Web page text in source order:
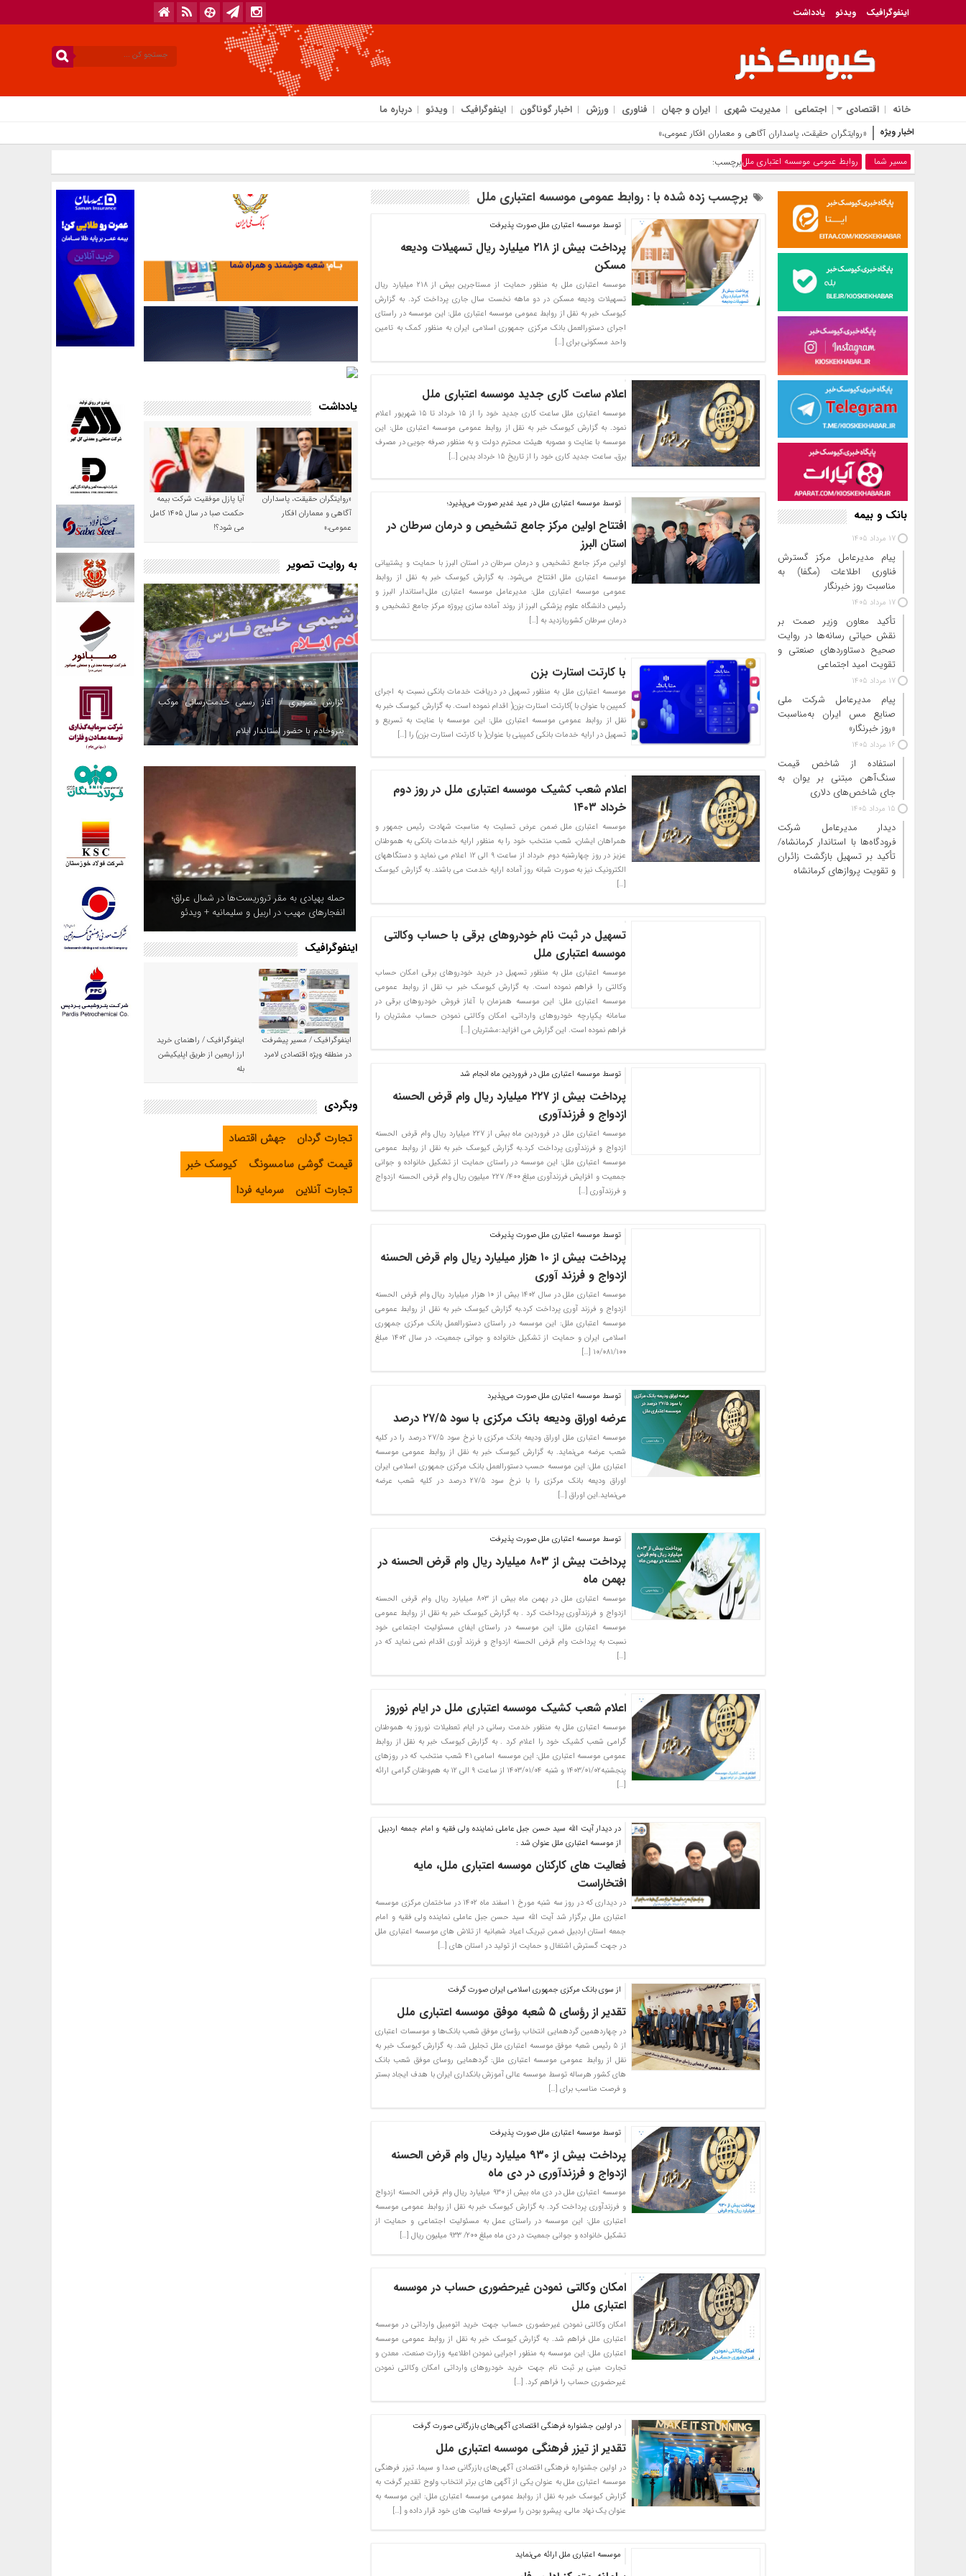
اینفوگرافیک ویدئو یادداشت
خانه اقتصادی اجتماعی مدیریت شهری ایران و جهان فناوری ورزش اخبار گوناگون اینفوگرافیک ویدئو درباره ما
اخبار ویژه پیام تبریک مدیرعامل بانک مسکن
مسیر شما برچسب:روابط عمومی موسسه اعتباری ملل
بانک و بیمه
17 مرداد 1405
پیام مدیرعامل مرکز گسترش
فناوری اطلاعات (مگفا) به
مناسبت روز خبرنگار
17 مرداد 1405
تأکید معاون وزیر صمت بر
نقش حیاتی رسانه‌ها در روایت
صحیح دستاوردهای صنعتی و
تقویت امید اجتماعی
17 مرداد 1405
پیام مدیرعامل شرکت ملی
صنایع مس ایران به‌مناسبت
«روز خبرنگار»
16 مرداد 1405
استفاده از شاخص قیمت
سنگ‌آهن مبتنی بر یوان به
جای شاخص‌های دلاری
15 مرداد 1405
دیدار مدیرعامل شرکت
فرودگاه‌ها با استاندار کرمانشاه/
تأکید بر تسهیل بازگشت زائران
و تقویت پروازهای کرمانشاه
برچسب زده شده با : روابط عمومی موسسه اعتباری ملل
توسط موسسه اعتباری ملل صورت پذیرفت
پرداخت بیش از ۲۱۸ میلیارد ریال تسهیلات ودیعه
مسکن
موسسه اعتباری ملل به منظور حمایت از مستاجرین بیش از ۲۱۸ میلیارد ریال
تسهیلات ودیعه مسکن در دو ماهه نخست سال جاری پرداخت کرد. به گزارش
کیوسک خبر به نقل از روابط عمومی موسسه اعتباری ملل: این موسسه در راستای
اجرای دستورالعمل بانک مرکزی جمهوری اسلامی ایران به منظور کمک به تامین
واحد مسکونی برای […]
اعلام ساعت کاری جدید موسسه اعتباری ملل
موسسه اعتباری ملل ساعت کاری جدید خود را از ۱۵ خرداد تا ۱۵ شهریور اعلام
نمود. به گزارش کیوسک خبر به نقل از روابط عمومی موسسه اعتباری ملل: این
موسسه با عنایت و مصوبه هیئت محترم دولت و به منظور صرفه جویی در مصرف
برق، ساعت جدید کاری خود را از تاریخ ۱۵ خرداد بدین […]
توسط موسسه اعتباری ملل در عید غدیر صورت می‌پذیرد؛
افتتاح اولین مرکز جامع تشخیص و درمان سرطان در
استان البرز
اولین مرکز جامع تشخیص و درمان سرطان در استان البرز با حمایت و پشتیبانی
موسسه اعتباری ملل افتتاح می‌شود. به گزارش کیوسک خبر به نقل از روابط
عمومی موسسه اعتباری ملل: مدیرعامل موسسه اعتباری ملل،استاندار البرز و
رئیس دانشگاه علوم پزشکی البرز از روند آماده سازی پروژه مرکز جامع تشخیص و
درمان سرطان کشوربازدید به […]
با کارتت استارت بزن
موسسه اعتباری ملل به منظور تسهیل در دریافت خدمات بانکی نسبت به اجرای
کمپین با عنوان با )کارتت استارت بزن( اقدام نموده است. به گزارش کیوسک خبر به
نقل از روابط عمومی موسسه اعتباری ملل: این موسسه با عنایت به تسریع و
تسهیل در ارایه خدمات بانکی کمپینی با عنوان( با کارتت استارت بزن) را […]
اعلام شعب کشیک موسسه اعتباری ملل در روز دوم
خرداد ۱۴۰۳
موسسه اعتباری ملل ضمن عرض تسلیت به مناسبت شهادت رئیس جمهور و
همراهان ایشان، شعب منتخب خود را به منظور ارایه خدمات بانکی به هموطنان
عزیز در روز چهارشنبه دوم خرداد از ساعت ۹ الی ۱۲ اعلام می نماید و دستگاههای
الکترونیک نیز به صورت شبانه روز آماده ارایه خدمت می باشند. به گزارش کیوسک
[…]
تسهیل در ثبت نام خودروهای برقی با حساب وکالتی
موسسه اعتباری ملل
موسسه اعتباری ملل به منظور تسهیل در خرید خودروهای برقی امکان حساب
وکالتی را فراهم نموده است. به گزارش کیوسک خبر ب نقل از روابط عمومی
موسسه اعتباری ملل: این موسسه همزمان با آغاز فروش خودروهای برقی در
سامانه یکپارچه خودروهای وارداتی، امکان وکالتی نمودن حساب مشتریان را
فراهم نموده است. این گزارش می افزاید:مشتریان […]
توسط موسسه اعتباری ملل در فروردین ماه انجام شد
پرداخت بیش از ۲۲۷ میلیارد ریال وام قرض الحسنه
ازدواج و فرزندآوری
موسسه اعتباری ملل در فروردین ماه بیش از ۲۲۷ میلیارد ریال وام قرض الحسنه
ازدواج و فرزندآوری پرداخت کرد.به گزارش کیوسک خبر به نقل از روابط عمومی
موسسه اعتباری ملل: این موسسه در راستای حمایت از تشکیل خانواده و جوانی
جمعیت و افزایش فرزندآوری مبلغ ۴۰۰/ ۲۲۷ میلیون ریال وام قرض الحسنه ازدواج
و فرزندآوری […]
توسط موسسه اعتباری ملل صورت پذیرفت
پرداخت بیش از ۱۰ هزار میلیارد ریال وام قرض الحسنه
ازدواج و فرزند آوری
موسسه اعتباری ملل در سال ۱۴۰۲ بیش از ۱۰ هزار میلیارد ریال وام قرض الحسنه
ازدواج و فرزند آوری پرداخت کرد.به گزارش کیوسک خبر به نقل از روابط عمومی
موسسه اعتباری ملل: این موسسه در راستای دستورالعمل بانک مرکزی جمهوری
اسلامی ایران و حمایت از تشکیل خانواده و جوانی جمعیت، در سال ۱۴۰۲ مبلغ
‌۱۰/۰۸۱/۱۰۰ […]
توسط موسسه اعتباری ملل صورت می‌پذیرد
عرضه اوراق ودیعه بانک مرکزی با سود ۲۷/۵ درصد
موسسه اعتباری ملل اوراق ودیعه بانک مرکزی با نرخ سود ۲۷/۵ درصد را در کلیه
شعب عرضه می‌نماید. به گزارش کیوسک خبر به نقل از روابط عمومی موسسه
اعتباری ملل: این موسسه حسب دستورالعمل بانک مرکزی جمهوری اسلامی ایران
اوراق ودیعه بانک مرکزی را با نرخ سود ۲۷/۵ درصد در کلیه شعب عرضه
می‌نماید.این اوراق […]
توسط موسسه اعتباری ملل صورت پذیرفت
پرداخت بیش از ۸۰۳ میلیارد ریال وام قرض الحسنه در
بهمن ماه
موسسه اعتباری ملل در بهمن ماه بیش از ۸۰۳ میلیارد ریال وام قرض الحسنه
ازدواج و فرزندآوری پرداخت کرد . به گزارش کیوسک خبر به نقل از روابط عمومی
موسسه اعتباری ملل: این موسسه در راستای ایفای مسئولیت اجتماعی خود
نسبت به پرداخت وام قرض الحسنه ازدواج و فرزند آوری اقدام نمی نماید که در
[…]
اعلام شعب کشیک موسسه اعتباری ملل در ایام نوروز
موسسه اعتباری ملل به منظور خدمت رسانی در ایام تعطیلات نوروز به هموطنان
گرامی شعب کشیک خود را اعلام کرد . به گزارش کیوسک خبر به نقل از روابط
عمومی موسسه اعتباری ملل: این موسسه اسامی ۴۱ شعب منتخب که در روزهای
پنجشنبه۱۴۰۳/۰۱/۰۲ و شنبه ۱۴۰۳/۰۱/۰۴ از ساعت ۹ الی ۱۲ به هم‌وطنان گرامی ارائه
[…]
در دیدار آیت الله سید حسن جبل عاملی نماینده ولی فقیه و امام جمعه اردبیل
از موسسه اعتباری ملل عنوان شد :
فعالیت های کارکنان موسسه اعتباری ملل، مایه
افتخاراست
در دیداری که در روز سه شنبه مورخ ۱ اسفند ماه ۱۴۰۲ در ساختمان مرکزی موسسه
اعتباری ملل برگزار شد آیت الله سید حسن جبل عاملی نماینده ولی فقیه و امام
جمعه استان اردبیل ضمن تبریک اعیاد شعبانیه از تلاش های موسسه اعتباری ملل
در جهت گسترش اشتغال و حمایت از تولید در استان های […]
از سوی بانک مرکزی جمهوری اسلامی ایران صورت گرفت
تقدیر از رؤسای ۵ شعبه موفق موسسه اعتباری ملل
در چهاردهمین گردهمایی انتخاب رؤسای موفق شعب بانک‌ها و موسسات اعتباری
از ۵ رئیس شعبه موفق موسسه اعتباری ملل تجلیل شد. به گزارش کیوسک خبر به
نقل از روابط عمومی موسسه اعتباری ملل: گردهمایی روسای موفق شعب بانک
های کشور هرساله توسط موسسه عالی آموزش بانکداری ایران با هدف ایجاد بستر
و فرصت مناسب برای […]
توسط موسسه اعتباری ملل صورت پذیرفت
پرداخت بیش از ۹۳۰ میلیارد ریال وام قرض الحسنه
ازدواج و فرزندآوری در دی ماه
موسسه اعتباری ملل در دی ماه بیش از ۹۳۰ میلیارد ریال وام قرض الحسنه ازدواج
و فرزندآوری پرداخت کرد. به گزارش کیوسک خبر به نقل از روابط عمومی موسسه
اعتباری ملل: این موسسه در راستای عمل به مسئولیت اجتماعی و حمایت از
تشکیل خانواده و جوانی جمعیت در دی ماه مبلغ ۲۰۰/ ۹۳۳ میلیون ریال […]
امکان وکالتی نمودن غیرحضوری حساب در موسسه
اعتباری ملل
امکان وکالتی نمودن غیرحضوری حساب جهت خرید اتومبیل وارداتی در موسسه
اعتباری ملل فراهم شد. به گزارش کیوسک خبر به نقل از روابط عمومی موسسه
اعتباری ملل: این موسسه به منظور اجرایی نمودن اطلاعیه وزارت صنعت، معدن و
تجارت مبنی بر ثبت نام جهت خرید خودروهای وارداتی امکان وکالتی نمودن
غیرحضوری حساب را فراهم کرد. […]
در اولین جشنواره فرهنگی اقتصادی آگهی‌های بازرگانی صورت گرفت
تقدیر از تیزر فرهنگی موسسه اعتباری ملل
در اولین جشنواره فرهنگی اقتصادی آگهی‌های بازرگانی صدا و سیما، تیزر فرهنگی
موسسه اعتباری ملل به عنوان یکی از آگهی های برتر انتخاب ولوح تقدیر گرفت به
گزارش کیوسک خبر به نقل از روابط عمومی موسسه اعتباری ملل: این موسسه به
عنوان یک نهاد مالی، پیشرو بودن را سرلوحه فعالیت های خود قرار داده و […]
موسسه اعتباری ملل ارائه می‌نماید
یادداشت
«روایتگران حقیقت، پاسداران
آگاهی و معماران افکار
عمومی،»
آیا پازل موفقیت شرکت بیمه
حکمت صبا در سال ۱۴۰۵ کامل
می شود؟!
به روایت تصویر
گزارش تصویری / آغاز رسمی خدمت‌رسانی موکب
پتروخادم با حضور استاندار ایلام
حمله پهپادی به مقر تروریست‌ها در شمال عراق؛
انفجارهای مهیب در اربیل و سلیمانیه + ویدئو
اینفوگرافیک
اینفوگرافیک / مسیر پیشرفت
در منطقه ویژه اقتصادی لامرد
اینفوگرافیک / راهنمای خرید
ارز اربعین از طریق اپلیکیشن
بله
وبگردی
تجارت گردان
جهش اقتصاد
قیمت گوشی سامسونگ
کیوسک خبر
تجارت آنلاین
سرمایه فردا